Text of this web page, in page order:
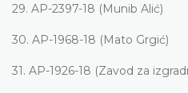
29. AP-2397-18 (Munib Alić)
30. AP-1968-18 (Mato Grgić)
31. AP-1926-18 (Zavod za